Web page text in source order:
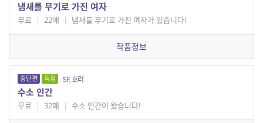
냄새를 무기로 가진 여자
무료 | 22매 | 냄새를 무기로 가진 여자가 있습니다!
작품정보
중단편 독점 SF, 호러
수소 인간
무료 | 32매 | 수소 인간이 왔습니다!